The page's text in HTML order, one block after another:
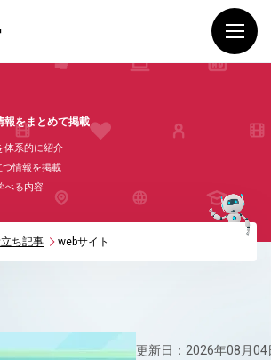
報をまとめて掲載
体系的に紹介
つ情報を掲載
べる内容
ち記事 webサイト
更新日：2026年08月04